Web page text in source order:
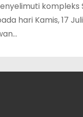
kompleks
hari Kamis, 17